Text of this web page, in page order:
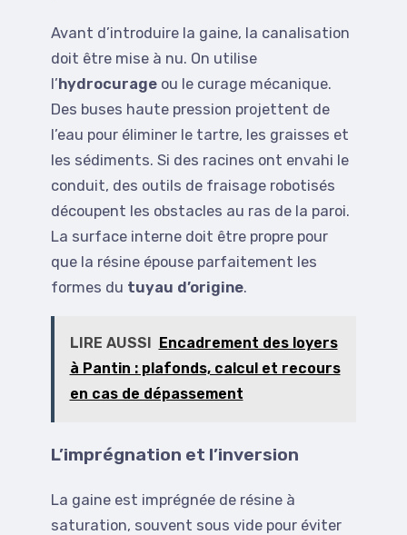
Avant d’introduire la gaine, la canalisation
doit être mise à nu. On utilise
l’hydrocurage ou le curage mécanique.
Des buses haute pression projettent de
l’eau pour éliminer le tartre, les graisses et
les sédiments. Si des racines ont envahi le
conduit, des outils de fraisage robotisés
découpent les obstacles au ras de la paroi.
La surface interne doit être propre pour
que la résine épouse parfaitement les
formes du tuyau d’origine.
LIRE AUSSI Encadrement des loyers
à Pantin : plafonds, calcul et recours
en cas de dépassement
L’imprégnation et l’inversion
La gaine est imprégnée de résine à
saturation, souvent sous vide pour éviter